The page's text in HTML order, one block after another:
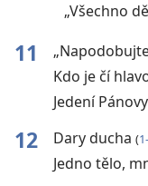
„Všechno
11
Kdo je čí
Jedení
12 Dary ducha (
Jedno tělo,